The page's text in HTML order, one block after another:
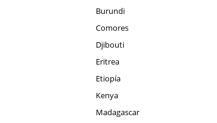
Burundi
Comores
Djibouti
Eritrea
Etiopía
Kenya
Madagascar